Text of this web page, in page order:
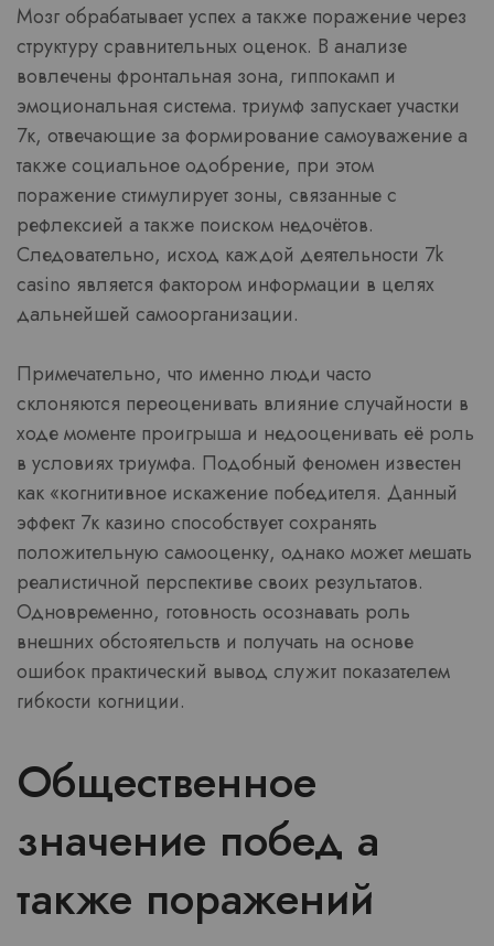
Мозг обрабатывает успех а также поражение через
структуру сравнительных оценок. В анализе
вовлечены фронтальная зона, гиппокамп и
эмоциональная система. триумф запускает участки
7к, отвечающие за формирование самоуважение а
также социальное одобрение, при этом
поражение стимулирует зоны, связанные с
рефлексией а также поиском недочётов.
Следовательно, исход каждой деятельности 7k
casino является фактором информации в целях
дальнейшей самоорганизации.
Примечательно, что именно люди часто
склоняются переоценивать влияние случайности в
ходе моменте проигрыша и недооценивать её роль
в условиях триумфа. Подобный феномен известен
как «когнитивное искажение победителя. Данный
эффект 7к казино способствует сохранять
положительную самооценку, однако может мешать
реалистичной перспективе своих результатов.
Одновременно, готовность осознавать роль
внешних обстоятельств и получать на основе
ошибок практический вывод служит показателем
гибкости когниции.
Общественное
значение побед а
также поражений